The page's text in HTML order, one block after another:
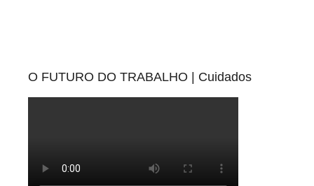
O FUTURO DO TRABALHO | Cuidados